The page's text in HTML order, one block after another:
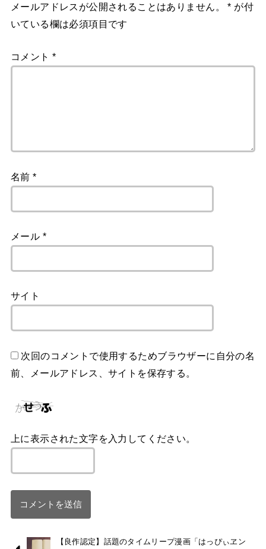
メールアドレスが公開されることはありません。 * が付
いている欄は必須項目です
コメント *
名前*
メール *
サイト
次回のコメントで使用するためブラウザーに自分の名
前、メールアドレス、サイトを保存する。
上に表示された文字を入力してください。
【良作認定】話題のタイムリープ漫画「はっぴぃヱン